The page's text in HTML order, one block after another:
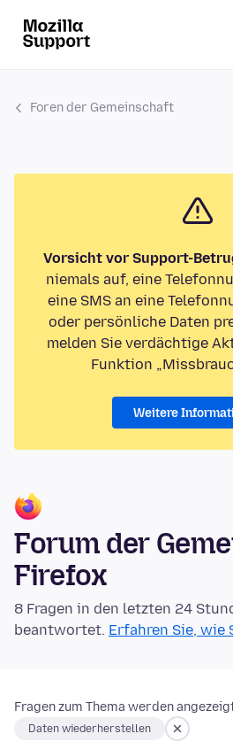
Foren der Gemeinschaft
Vorsicht vor Support-
niemals auf, eine
eine SMS an eine
oder persönliche Daten
melden Sie verdächtige
Funktion
Weitere
Forum der
Firefox
8 Fragen in den letzten 24
beantwortet. Erfahren Sie, wie
Fragen zum Thema werden
Daten wiederherstellen